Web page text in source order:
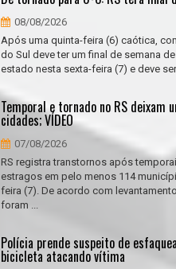
08/08/2026
Após uma quinta-feira (6) caótica,
do Sul deve ter um final de semana
estado nesta sexta-feira (7) e deve
Temporal e tornado no RS
cidades; VÍDEO
07/08/2026
RS registra transtornos após
estragos em pelo menos 114
feira (7). De acordo com
foram ...
Polícia prende suspeito de
bicicleta atacando vítima